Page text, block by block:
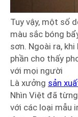
Tuy vậy, một số
màu sắc bóng
sơn. Ngoài ra,
phần cho thấy
với mọi người
Là xưởng sản
Nhìn Việt đã
với các loại mẫu